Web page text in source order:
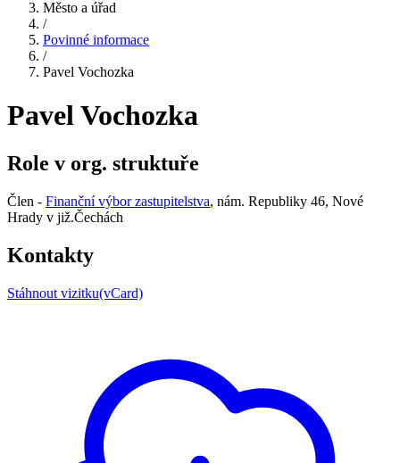
Město a úřad
/
Povinné informace
/
Pavel Vochozka
Pavel Vochozka
Role v org. struktuře
Člen - Finanční výbor zastupitelstva, nám. Republiky 46, Nové
Hrady v již.Čechách
Kontakty
Stáhnout vizitku(vCard)